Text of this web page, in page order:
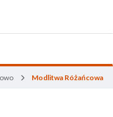
Modlitwa Różańcowa